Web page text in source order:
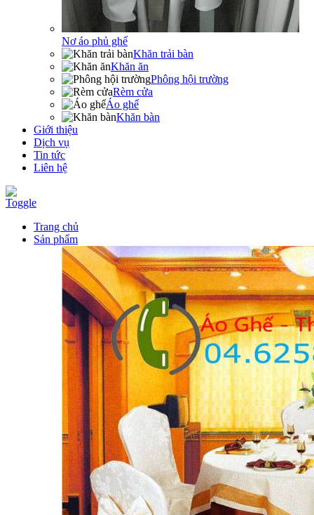
Nơ áo phủ ghế
Khăn trải bàn
Khăn ăn
Phông hội trường
Rèm cửa
Áo ghế
Khăn bàn
Giới thiệu
Dịch vụ
Tin tức
Liên hệ
Toggle
Trang chủ
Sản phẩm